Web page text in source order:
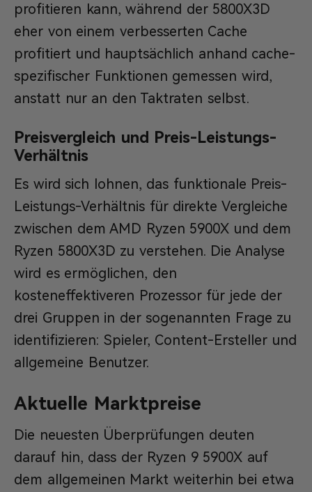
profitieren kann, während der 5800X3D
eher von einem verbesserten Cache
profitiert und hauptsächlich anhand cache-
spezifischer Funktionen gemessen wird,
anstatt nur an den Taktraten selbst.
Preisvergleich und Preis-Leistungs-
Verhältnis
Es wird sich lohnen, das funktionale Preis-
Leistungs-Verhältnis für direkte Vergleiche
zwischen dem AMD Ryzen 5900X und dem
Ryzen 5800X3D zu verstehen. Die Analyse
wird es ermöglichen, den
kosteneffektiveren Prozessor für jede der
drei Gruppen in der sogenannten Frage zu
identifizieren: Spieler, Content-Ersteller und
allgemeine Benutzer.
Aktuelle Marktpreise
Die neuesten Überprüfungen deuten
darauf hin, dass der Ryzen 9 5900X auf
dem allgemeinen Markt weiterhin bei etwa